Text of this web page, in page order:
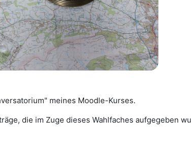
meines Moodle-Kurses.
die im Zuge dieses Wahlfaches aufgegeben